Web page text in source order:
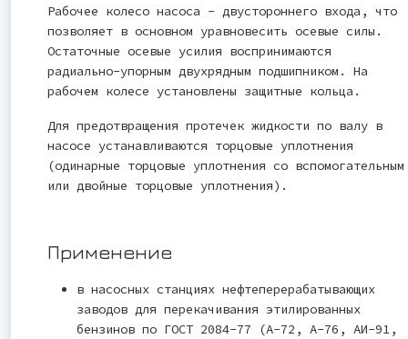
Рабочее колесо насоса - двустороннего входа, что
позволяет в основном уравновесить осевые силы.
Остаточные осевые усилия воспринимаются
радиально-упорным двухрядным подшипником. На
рабочем колесе установлены защитные кольца.
Для предотвращения протечек жидкости по валу в
насосе устанавливаются торцовые уплотнения
(одинарные торцовые уплотнения со вспомогательным
или двойные торцовые уплотнения).
Применение
в насосных станциях нефтеперерабатывающих
заводов для перекачивания этилированных
бензинов по ГОСТ 2084-77 (А-72, А-76, АИ-91,